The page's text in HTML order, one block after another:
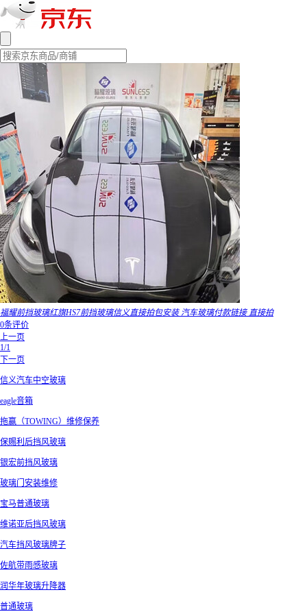
福耀前挡玻璃红旗HS7前挡玻璃信义直接拍包安装 汽车玻璃付款链接 直接拍
0条评价
上一页
1/1
下一页
信义汽车中空玻璃
eagle音箱
拖赢（TOWING）维修保养
保赐利后挡风玻璃
银宏前挡风玻璃
玻璃门安装维修
宝马普通玻璃
维诺亚后挡风玻璃
汽车挡风玻璃牌子
佐航带雨感玻璃
润华年玻璃升降器
普通玻璃